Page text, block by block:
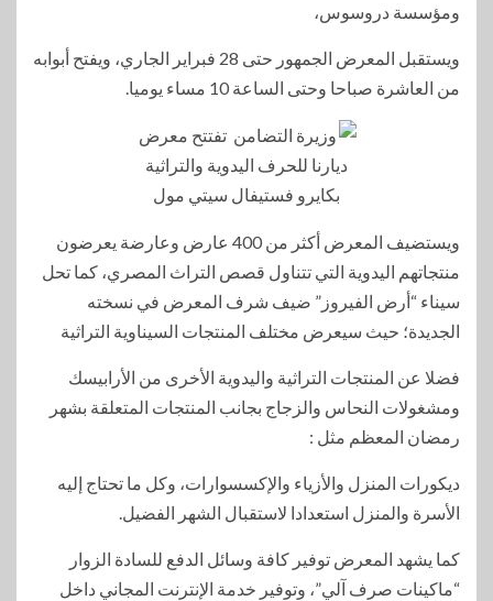
ومؤسسة دروسوس،
ويستقبل المعرض الجمهور حتى 28 فبراير الجاري، ويفتح أبوابه
من العاشرة صباحا وحتى الساعة 10 مساء يوميا.
ويستضيف المعرض أكثر من 400 عارض وعارضة يعرضون
منتجاتهم اليدوية التي تتناول قصص التراث المصري، كما تحل
سيناء “أرض الفيروز” ضيف شرف المعرض في نسخته
الجديدة؛ حيث سيعرض مختلف المنتجات السيناوية التراثية
فضلا عن المنتجات التراثية واليدوية الأخرى من الأرابيسك
ومشغولات النحاس والزجاج بجانب المنتجات المتعلقة بشهر
رمضان المعظم مثل :
ديكورات المنزل والأزياء والإكسسوارات، وكل ما تحتاج إليه
الأسرة والمنزل استعدادا لاستقبال الشهر الفضيل.
كما يشهد المعرض توفير كافة وسائل الدفع للسادة الزوار
“ماكينات صرف آلي”، وتوفير خدمة الإنترنت المجاني داخل